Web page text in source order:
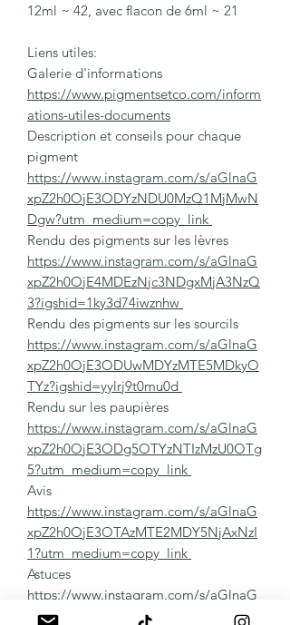
12ml ~ 42, avec flacon de 6ml ~ 21
Liens utiles:
Galerie d'informations
https://www.pigmentsetco.com/inform
ations-utiles-documents
Description et conseils pour chaque
pigment
https://www.instagram.com/s/aGlnaG
xpZ2h0OjE3ODYzNDU0MzQ1MjMwN
Dgw?utm_medium=copy_link
Rendu des pigments sur les lèvres
https://www.instagram.com/s/aGlnaG
xpZ2h0OjE4MDEzNjc3NDgxMjA3NzQ
3?igshid=1ky3d74iwznhw
Rendu des pigments sur les sourcils
https://www.instagram.com/s/aGlnaG
xpZ2h0OjE3ODUwMDYzMTE5MDkyO
TYz?igshid=yylrj9t0mu0d
Rendu sur les paupières
https://www.instagram.com/s/aGlnaG
xpZ2h0OjE3ODg5OTYzNTIzMzU0OTg
5?utm_medium=copy_link
Avis
https://www.instagram.com/s/aGlnaG
xpZ2h0OjE3OTAzMTE2MDY5NjAxNzI
1?utm_medium=copy_link
Astuces
https://www.instagram.com/s/aGlnaG
xpZ2h0OjE3ODU4MzU2Mzg1NTA2Mj